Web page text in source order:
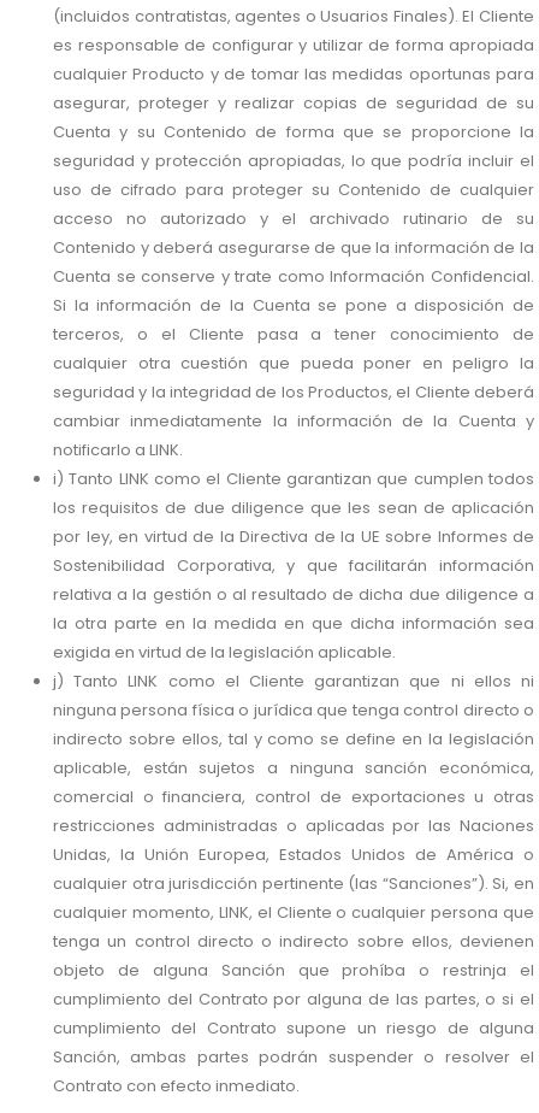
(incluidos contratistas, agentes o Usuarios Finales). El Cliente
es responsable de configurar y utilizar de forma apropiada
cualquier Producto y de tomar las medidas oportunas para
asegurar, proteger y realizar copias de seguridad de su
Cuenta y su Contenido de forma que se proporcione la
seguridad y protección apropiadas, lo que podría incluir el
uso de cifrado para proteger su Contenido de cualquier
acceso no autorizado y el archivado rutinario de su
Contenido y deberá asegurarse de que la información de la
Cuenta se conserve y trate como Información Confidencial.
Si la información de la Cuenta se pone a disposición de
terceros, o el Cliente pasa a tener conocimiento de
cualquier otra cuestión que pueda poner en peligro la
seguridad y la integridad de los Productos, el Cliente deberá
cambiar inmediatamente la información de la Cuenta y
notificarlo a LINK.
i) Tanto LINK como el Cliente garantizan que cumplen todos
los requisitos de due diligence que les sean de aplicación
por ley, en virtud de la Directiva de la UE sobre Informes de
Sostenibilidad Corporativa, y que facilitarán información
relativa a la gestión o al resultado de dicha due diligence a
la otra parte en la medida en que dicha información sea
exigida en virtud de la legislación aplicable.
j) Tanto LINK como el Cliente garantizan que ni ellos ni
ninguna persona física o jurídica que tenga control directo o
indirecto sobre ellos, tal y como se define en la legislación
aplicable, están sujetos a ninguna sanción económica,
comercial o financiera, control de exportaciones u otras
restricciones administradas o aplicadas por las Naciones
Unidas, la Unión Europea, Estados Unidos de América o
cualquier otra jurisdicción pertinente (las “Sanciones”). Si, en
cualquier momento, LINK, el Cliente o cualquier persona que
tenga un control directo o indirecto sobre ellos, devienen
objeto de alguna Sanción que prohíba o restrinja el
cumplimiento del Contrato por alguna de las partes, o si el
cumplimiento del Contrato supone un riesgo de alguna
Sanción, ambas partes podrán suspender o resolver el
Contrato con efecto inmediato.